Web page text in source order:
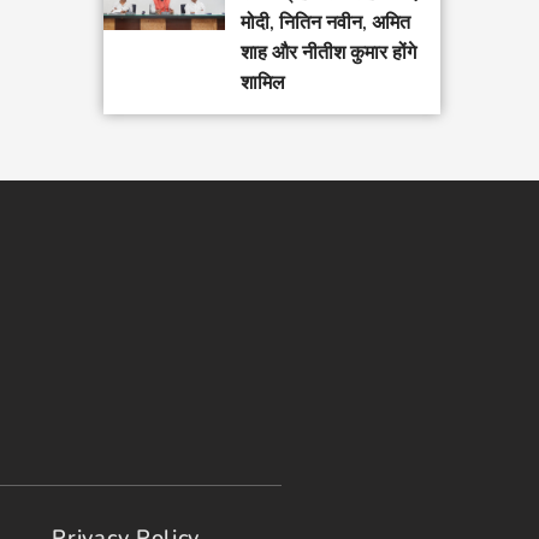
मोदी, नितिन नवीन, अमित
शाह और नीतीश कुमार होंगे
शामिल